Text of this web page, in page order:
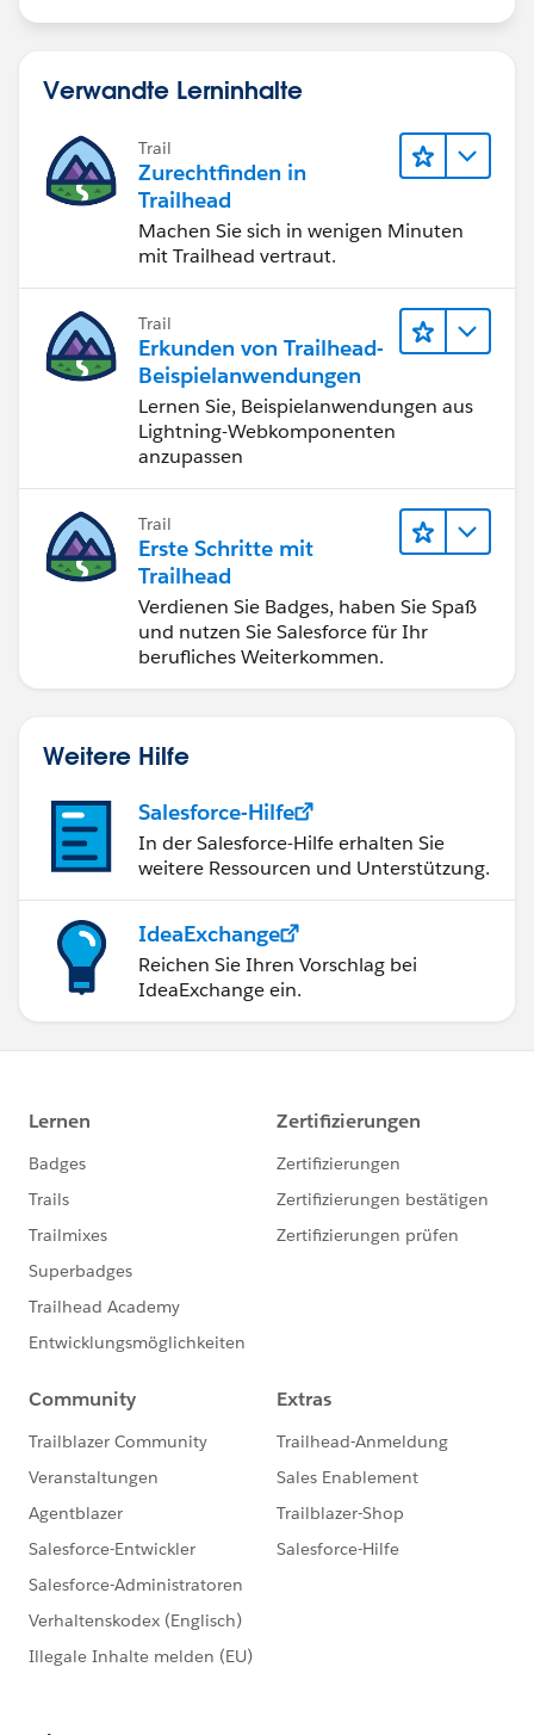
Verwandte Lerninhalte
Trail
Zurechtfinden in
Trailhead
Machen Sie sich in wenigen Minuten
mit Trailhead vertraut.
Trail
Erkunden von Trailhead-
Beispielanwendungen
Lernen Sie, Beispielanwendungen aus
Lightning-Webkomponenten
anzupassen
Trail
Erste Schritte mit
Trailhead
Verdienen Sie Badges, haben Sie Spaß
und nutzen Sie Salesforce für Ihr
berufliches Weiterkommen.
Weitere Hilfe
Salesforce-Hilfe
In der Salesforce-Hilfe erhalten Sie
weitere Ressourcen und Unterstützung.
IdeaExchange
Reichen Sie Ihren Vorschlag bei
IdeaExchange ein.